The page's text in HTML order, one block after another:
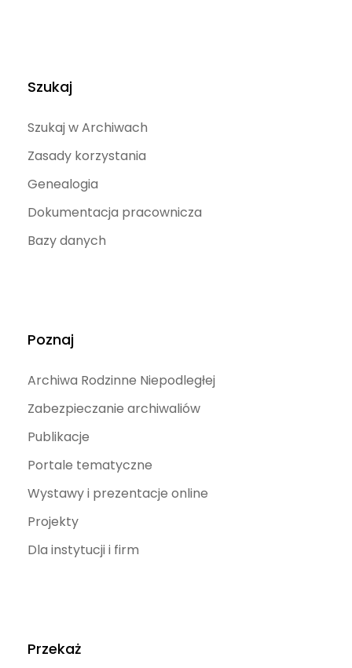
Szukaj
Szukaj w Archiwach
Zasady korzystania
Genealogia
Dokumentacja pracownicza
Bazy danych
Poznaj
Archiwa Rodzinne Niepodległej
Zabezpieczanie archiwaliów
Publikacje
Portale tematyczne
Wystawy i prezentacje online
Projekty
Dla instytucji i firm
Przekaż